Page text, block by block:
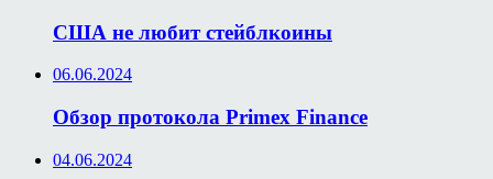
США не любит стейблкоины
06.06.2024
Обзор протокола Primex Finance
04.06.2024